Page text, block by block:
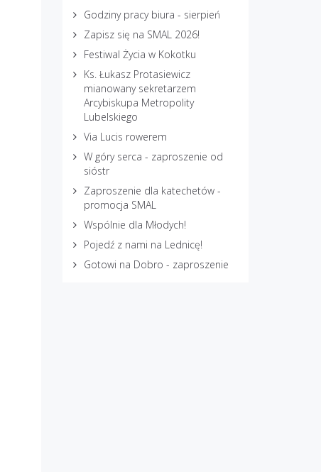
Godziny pracy biura - sierpień
Zapisz się na SMAL 2026!
Festiwal Życia w Kokotku
Ks. Łukasz Protasiewicz
mianowany sekretarzem
Arcybiskupa Metropolity
Lubelskiego
Via Lucis rowerem
W góry serca - zaproszenie od
sióstr
Zaproszenie dla katechetów -
promocja SMAL
Wspólnie dla Młodych!
Pojedź z nami na Lednicę!
Gotowi na Dobro - zaproszenie